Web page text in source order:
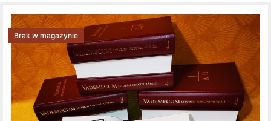
Brak w magazynie